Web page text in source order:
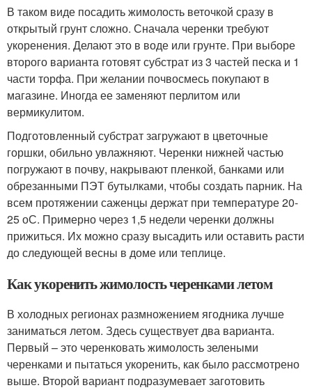
В таком виде посадить жимолость веточкой сразу в
открытый грунт сложно. Сначала черенки требуют
укоренения. Делают это в воде или грунте. При выборе
второго варианта готовят субстрат из 3 частей песка и 1
части торфа. При желании почвосмесь покупают в
магазине. Иногда ее заменяют перлитом или
вермикулитом.
Подготовленный субстрат загружают в цветочные
горшки, обильно увлажняют. Черенки нижней частью
погружают в почву, накрывают пленкой, банками или
обрезанными ПЭТ бутылками, чтобы создать парник. На
всем протяжении саженцы держат при температуре 20-
25 оС. Примерно через 1,5 недели черенки должны
прижиться. Их можно сразу высадить или оставить расти
до следующей весны в доме или теплице.
Как укоренить жимолость черенками летом
В холодных регионах размножением ягодника лучше
заниматься летом. Здесь существует два варианта.
Первый – это черенковать жимолость зелеными
черенками и пытаться укоренить, как было рассмотрено
выше. Второй вариант подразумевает заготовить